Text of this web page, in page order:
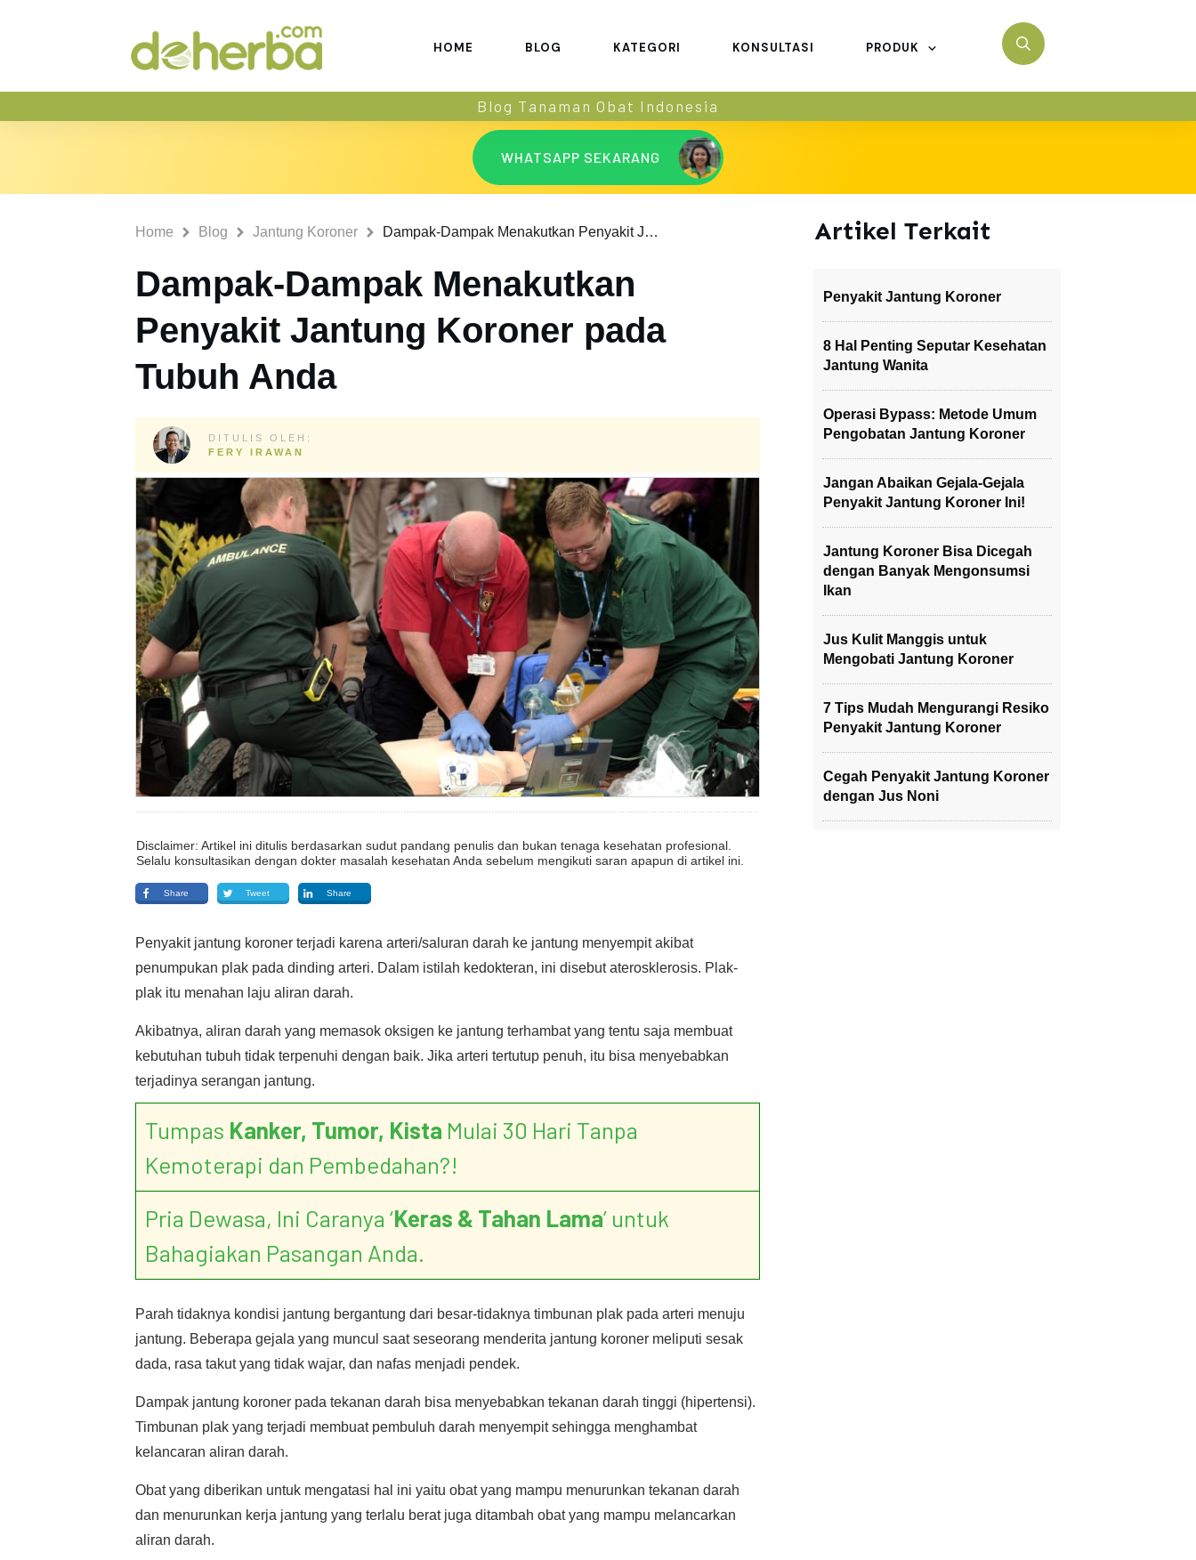
HOME BLOG KATEGORI KONSULTASI PRODUK
Blog Tanaman Obat Indonesia
WHATSAPP SEKARANG
Home Blog Jantung Koroner Dampak-Dampak Menakutkan Penyakit Jantung Koroner pada Tubuh Anda
Dampak-Dampak Menakutkan
Penyakit Jantung Koroner pada
Tubuh Anda
DITULIS OLEH:
FERY IRAWAN
Disclaimer: Artikel ini ditulis berdasarkan sudut pandang penulis dan bukan tenaga kesehatan profesional.
Selalu konsultasikan dengan dokter masalah kesehatan Anda sebelum mengikuti saran apapun di artikel ini.
Share Tweet Share
Penyakit jantung koroner terjadi karena arteri/saluran darah ke jantung menyempit akibat
penumpukan plak pada dinding arteri. Dalam istilah kedokteran, ini disebut aterosklerosis. Plak-
plak itu menahan laju aliran darah.
Akibatnya, aliran darah yang memasok oksigen ke jantung terhambat yang tentu saja membuat
kebutuhan tubuh tidak terpenuhi dengan baik. Jika arteri tertutup penuh, itu bisa menyebabkan
terjadinya serangan jantung.
Tumpas Kanker, Tumor, Kista Mulai 30 Hari Tanpa
Kemoterapi dan Pembedahan?!
Pria Dewasa, Ini Caranya ‘Keras & Tahan Lama’ untuk
Bahagiakan Pasangan Anda.
Parah tidaknya kondisi jantung bergantung dari besar-tidaknya timbunan plak pada arteri menuju
jantung. Beberapa gejala yang muncul saat seseorang menderita jantung koroner meliputi sesak
dada, rasa takut yang tidak wajar, dan nafas menjadi pendek.
Dampak jantung koroner pada tekanan darah bisa menyebabkan tekanan darah tinggi (hipertensi).
Timbunan plak yang terjadi membuat pembuluh darah menyempit sehingga menghambat
kelancaran aliran darah.
Obat yang diberikan untuk mengatasi hal ini yaitu obat yang mampu menurunkan tekanan darah
dan menurunkan kerja jantung yang terlalu berat juga ditambah obat yang mampu melancarkan
aliran darah.
Artikel Terkait
Penyakit Jantung Koroner
8 Hal Penting Seputar Kesehatan
Jantung Wanita
Operasi Bypass: Metode Umum
Pengobatan Jantung Koroner
Jangan Abaikan Gejala-Gejala
Penyakit Jantung Koroner Ini!
Jantung Koroner Bisa Dicegah
dengan Banyak Mengonsumsi
Ikan
Jus Kulit Manggis untuk
Mengobati Jantung Koroner
7 Tips Mudah Mengurangi Resiko
Penyakit Jantung Koroner
Cegah Penyakit Jantung Koroner
dengan Jus Noni